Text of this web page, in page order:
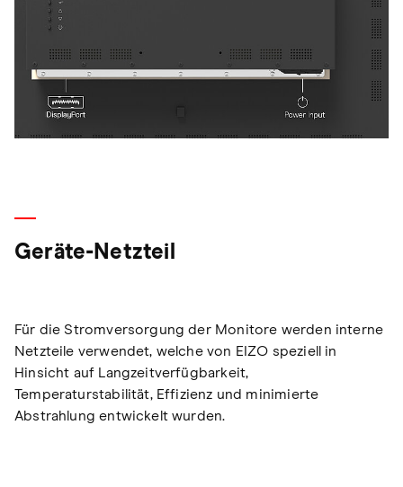
Geräte-Netzteil
Für die Stromversorgung der Monitore werden interne
Netzteile verwendet, welche von EIZO speziell in
Hinsicht auf Langzeitverfügbarkeit,
Temperaturstabilität, Effizienz und minimierte
Abstrahlung entwickelt wurden.